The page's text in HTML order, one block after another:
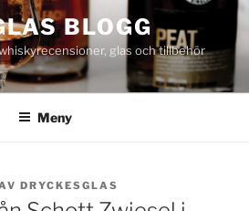
BLOGG
glas och tillbehör
Meny
DRYCKESGLAS